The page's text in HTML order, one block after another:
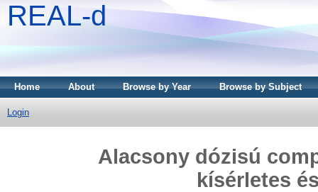
REAL-d
Home About Browse by Year Browse by Subject
Login
Alacsony dózisú
kísérletes